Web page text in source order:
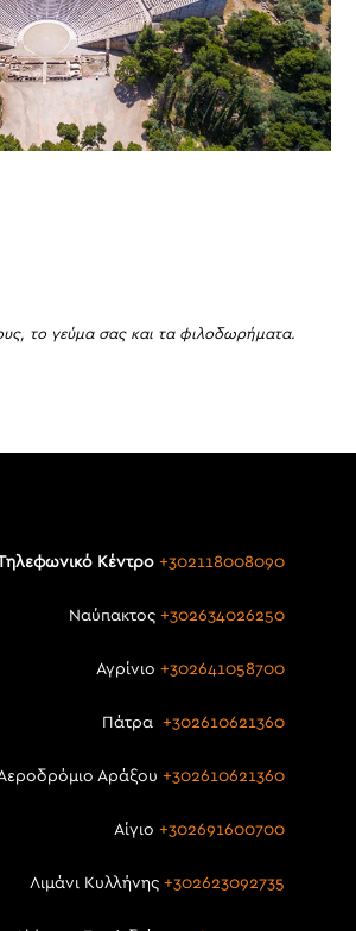
το γεύμα σας και τα φιλοδωρήματα.
Κέντρο +302118008090
Ναύπακτος +302634026250
Αγρίνιο +302641058700
Πάτρα +302610621360
Αράξου +302610621360
Αίγιο +302691600700
Λιμάνι Κυλλήνης +302623092735